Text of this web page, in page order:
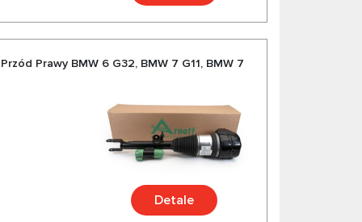
Prawy BMW 6 G32, BMW 7 G11, BMW 7
Detale